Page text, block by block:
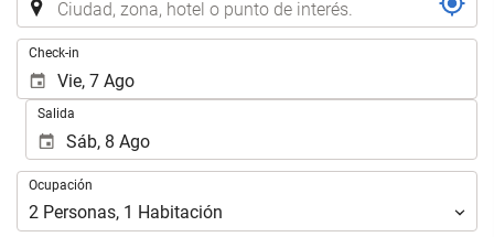
Check-in
Salida
Ocupación
Ocupación
2 Personas, 1 Habitación